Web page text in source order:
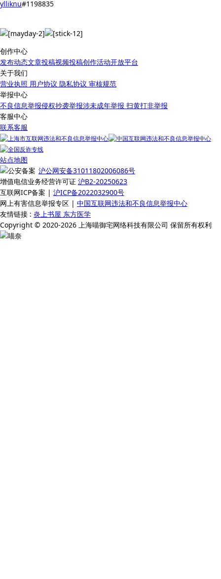
ylliknu#1198835
创作中心
发布动态文章投稿视频投稿创作活动开放平台
关于我们
营业执照 用户协议 隐私协议 审核规范
举报中心
不良信息举报侵权抄袭举报涉未成年举报 扫黄打非举报
客服中心
联系客服
站点地图
沪公网安备31011802006086号
增值电信业务经营许可证 沪B2-20250623
互联网ICP备案 | 沪ICP备2022032900号
网上有害信息举报专区 | 中国互联网违法和不良信息举报中心
友情链接 : 炎上书屋 东方医学
Copyright © 2020-2026 上海喵御宅网络科技有限公司 保留所有权利